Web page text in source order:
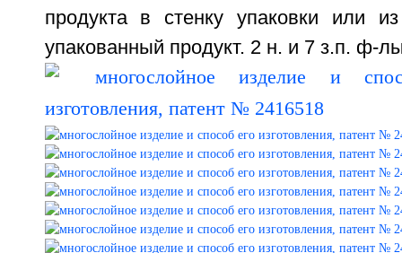
продукта в стенку упаковки или
упакованный продукт. 2 н. и 7 з.п. ф-